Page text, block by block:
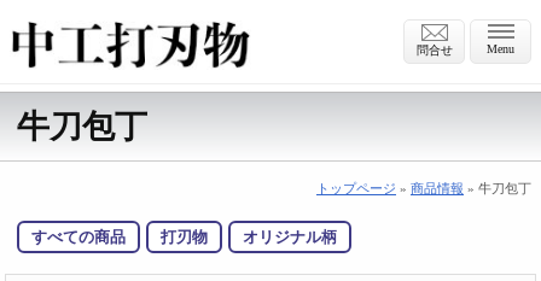
Menu
問合せ
牛刀包丁
トップページ » 商品情報 » 牛刀包丁
すべての商品 打刃物 オリジナル柄